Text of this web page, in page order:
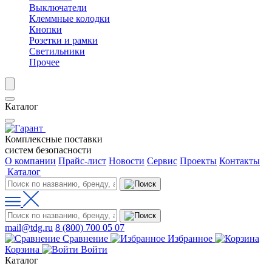
Выключатели
Клеммные колодки
Кнопки
Розетки и рамки
Светильники
Прочее
Каталог
Комплексные поставки
систем безопасности
О компании Прайс-лист Новости Сервис Проекты Контакты
Каталог
mail@tdg.ru 8 (800) 700 05 07
Сравнение
Избранное
Корзина
Войти
Каталог